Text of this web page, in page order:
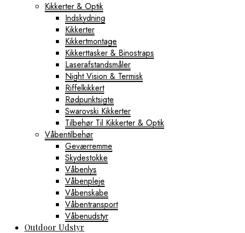
Kikkerter & Optik
Indskydning
Kikkerter
Kikkertmontage
Kikkerttasker & Binostraps
Laserafstandsmåler
Night Vision & Termisk
Riffelkikkert
Rødpunktsigte
Swarovski Kikkerter
Tilbehør Til Kikkerter & Optik
Våbentilbehør
Geværremme
Skydestokke
Våbenlys
Våbenpleje
Våbenskabe
Våbentransport
Våbenudstyr
Outdoor Udstyr